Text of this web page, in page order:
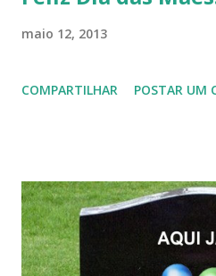
maio 12, 2013
COMPARTILHAR POSTAR UM